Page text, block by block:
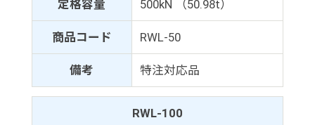
定格容量 500kN （50.98t）
商品コード RWL-50
備考 特注対応品
RWL-100